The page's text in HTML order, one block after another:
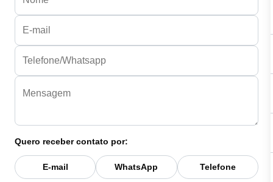
Quero receber contato por:
E-mail WhatsApp Telefone